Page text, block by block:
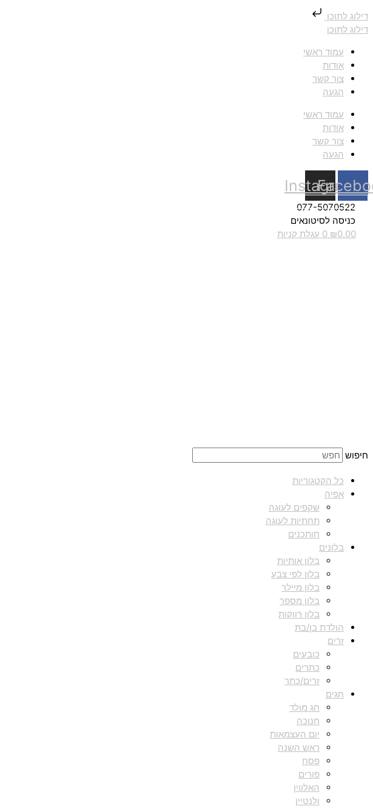
דילוג לתוכן
דילוג לתוכן
עמוד ראשי
אודות
צור קשר
הגעה
עמוד ראשי
אודות
צור קשר
הגעה
Instagram
077-5070522
כניסה לסיטונאים
₪0.00
0 עגלת קניות
חיפוש
כל הקטגוריות
אפיה
שקפים לעוגה
תחתיות לעוגה
חותכנים
בלונים
בלון אותיות
בלון לפי צבע
בלון מיילר
בלון מספר
בלון רווקות
הולדת בן/בת
זרים
כובעים
כתרים
זרים/כתר
חגים
חג מולד
חנוכה
יום העצמאות
ראש השנה
פסח
פורים
האלווין
ולנטיין